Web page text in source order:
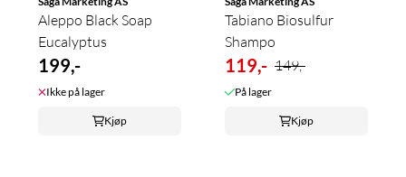
Aleppo Black Soap
Eucalyptus
199,-
Ikke på lager
Kjøp
Tabiano Biosulfur
Shampo
119,- 149,-
På lager
Kjøp